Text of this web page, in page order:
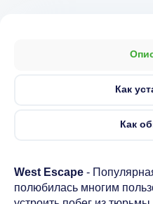
Как
Как
West Escape -
полюбилась многим